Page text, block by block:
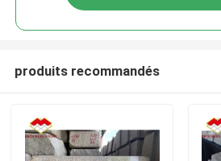
produits recommandés